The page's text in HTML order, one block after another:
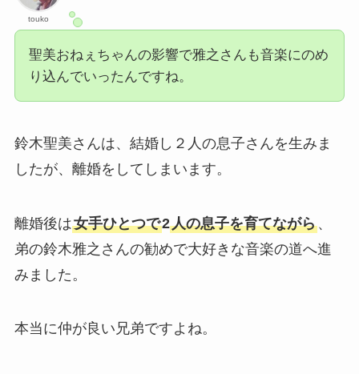
touko
聖美おねぇちゃんの影響で雅之さんも音楽にのめ
り込んでいったんですね。
鈴木聖美さんは、結婚し２人の息子さんを生みま
したが、離婚をしてしまいます。
離婚後は女手ひとつで2人の息子を育てながら、
弟の鈴木雅之さんの勧めで大好きな音楽の道へ進
みました。
本当に仲が良い兄弟ですよね。